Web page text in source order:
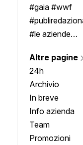
#gaia #wwf
#le aziende
Altre pagine
24h
Archivio
In breve
Info azienda
Team
Promozioni